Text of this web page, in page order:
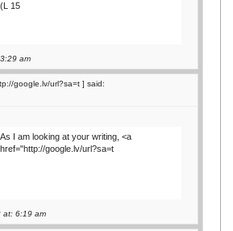
(L 15
am
google.lv/url?sa=t ] said:
As I am looking at your writing, <a
href="http://google.lv/url?sa=t
at: 6:19 am